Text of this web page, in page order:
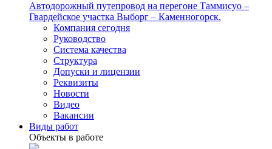
Автодорожный путепровод на перегоне Таммисуо –
Гвардейское участка Выборг – Каменногорск.
Компания сегодня
Руководство
Система качества
Структура
Допуски и лицензии
Реквизиты
Новости
Видео
Вакансии
Виды работ
Объекты в работе